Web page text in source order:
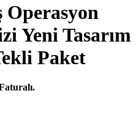
Yeni Tasarım
Paket